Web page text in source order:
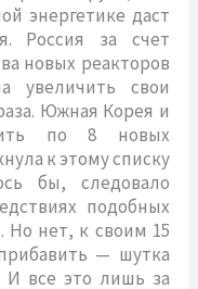
энергетике даст
Россия за счет
новых реакторов
увеличить свои
Южная Корея и
по 8 новых
к этому списку
бы, следовало
подобных
Но нет, к своим 15
— шутка
все это лишь за